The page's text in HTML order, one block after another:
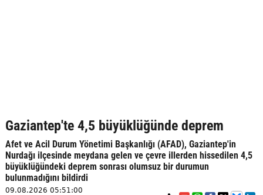
Gaziantep'te 4,5 büyüklüğünde deprem
Afet ve Acil Durum Yönetimi Başkanlığı (AFAD), Gaziantep'in
Nurdağı ilçesinde meydana gelen ve çevre illerden hissedilen 4,5
büyüklüğündeki deprem sonrası olumsuz bir durumun
bulunmadığını bildirdi
09.08.2026 05:51:00